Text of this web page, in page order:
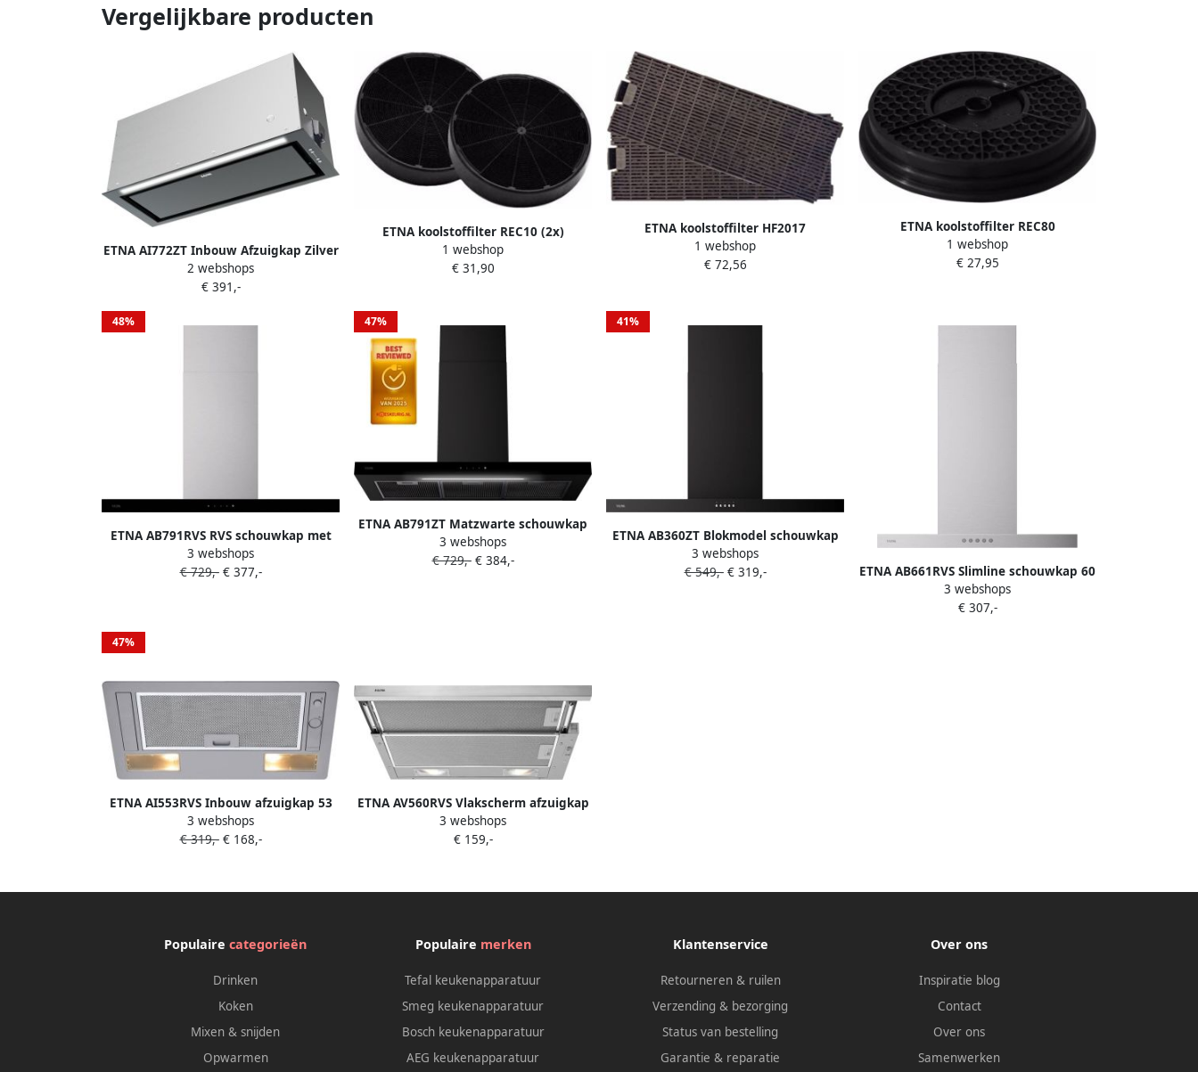
Vergelijkbare producten
ETNA AI772ZT Inbouw Afzuigkap Zilver
72 cm Energielabel B 650 m³ h LED
strip Randafzuiging
2 webshops
€ 391,-
ETNA koolstoffilter REC10 (2x)
1 webshop
€ 31,90
ETNA koolstoffilter HF2017
1 webshop
€ 72,56
ETNA koolstoffilter REC80
1 webshop
€ 27,95
48%
ETNA AB791RVS RVS schouwkap met
glasdesign front 90 cm A++
3 webshops
€ 729,-€ 377,-
47%
ETNA AB791ZT Matzwarte schouwkap
met glasdesign front 90 cm A++
3 webshops
€ 729,-€ 384,-
41%
ETNA AB360ZT Blokmodel schouwkap
standaardmaat 90 cm Matzwart
Energielabel A++ Koolborstelloze motor
3 webshops
€ 549,-€ 319,-
ETNA AB661RVS Slimline schouwkap 60
cm RVS
3 webshops
€ 307,-
47%
ETNA AI553RVS Inbouw afzuigkap 53
cm Grijs 425 m³ h LED verlichting
3 webshops
€ 319,-€ 168,-
ETNA AV560RVS Vlakscherm afzuigkap
60 cm
3 webshops
€ 159,-
Populairecategorieën
Drinken
Koken
Mixen & snijden
Opwarmen
Populaire merken
Tefal keukenapparatuur
Smeg keukenapparatuur
Bosch keukenapparatuur
AEG keukenapparatuur
Klantenservice
Retourneren & ruilen
Verzending & bezorging
Status van bestelling
Garantie & reparatie
Over ons
Inspiratie blog
Contact
Over ons
Samenwerken